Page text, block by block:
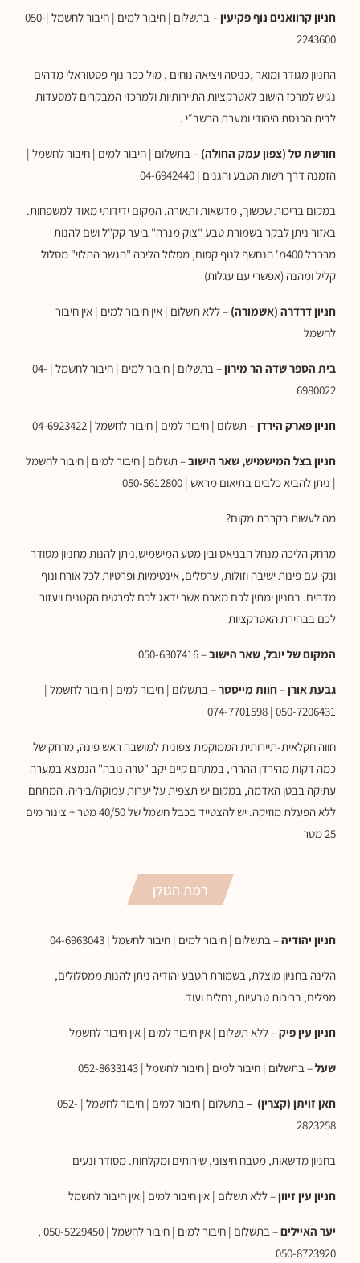
חניון קרוואנים נוף פקיעין
– בתשלום | חיבור למים | חיבור לחשמל |050-
2243600
החניון מגודר ומואר ,כניסה ויציאה נוחים , מול כפר נוף פסטוראלי מדהים
נגיש למרכז הישוב לאטרקציות התיירותיות ולמרכזי המבקרים למסעדות
לבית הכנסת היהודי ומערת הרשב״י .
חורשת טל (צפון עמק החולה) – בתשלום | חיבור למים | חיבור לחשמל |
הזמנה דרך רשות הטבע והגנים | 04-6942440
במקום בריכות שכשוך, מדשאות ותאורה. המקום ידידותי מאוד למשפחות.
באזור ניתן לבקר בשמורת טבע "צוק מנרה" ביער קק"ל ושם להנות
מרכבל 400מ' הנחשף לנוף קסום, מסלול הליכה "הגשר התלוי" מסלול
קליל ומהנה (אפשרי עם עגלות)
חניון דרדרה (אשמורה) – ללא תשלום | אין חיבור למים | אין חיבור
לחשמל
בית הספר שדה הר מירון
– בתשלום | חיבור למים | חיבור לחשמל | 04-
6980022
חניון פארק הירדן– תשלום | חיבור למים | חיבור לחשמל | 04-6923422
חניון בצל המישמיש, שאר הישוב– תשלום | חיבור למים | חיבור לחשמל
| ניתן להביא כלבים בתיאום מראש | 050-5612800
מה לעשות בקרבת מקום?
מרחק הליכה מנחל הבניאס ובין מטע המישמיש,ניתן להנות מחניון מסודר
ונקי עם פינות ישיבה וזולות, ערסלים, אינטימיות ופרטיות לכל אורח ונוף
מדהים. בחניון ימתין לכם מארח אשר ידאג לכם לפרטים הקטנים ויעזור
לכם בבחירת האטרקציות
המקום של יובל, שאר הישוב– 050-6307416
גבעת אורן – חוות מייסטר –בתשלום | חיבור למים | חיבור לחשמל |
050-7206431 | 074-7701598
חווה חקלאית-תיירותית הממוקמת צפונית למושבה ראש פינה, מרחק של
כמה דקות מהירדן ההררי, במתחם קיים יקב "טרה נובה" הנמצא במערה
עתיקה בבטן האדמה, במקום יש תצפית על יערות עמוקה/ביריה. המתחם
ללא הפעלת מוזיקה. יש להצטייד בכבל חשמל של 40/50 מטר + צינור מים
25 מטר
רמת הגולן
חניון יהודיה– בתשלום | חיבור למים | חיבור לחשמל | 04-6963043
הלינה בחניון מוצלת, בשמורת הטבע יהודיה ניתן להנות ממסלולים,
מפלים, בריכות טבעיות, נחלים ועוד
חניון עין פיק– ללא תשלום | אין חיבור למים | אין חיבור לחשמל
שעל– בתשלום | חיבור למים | חיבור לחשמל | 052-8633143
חאן זויתן (קצרין) –
בתשלום | חיבור למים | חיבור לחשמל | 052-
2823258
בחניון מדשאות, מטבח חיצוני, שירותים ומקלחות. מסודר ונעים
חניון עין זיוון– ללא תשלום | אין חיבור למים | אין חיבור לחשמל
יער האיילים
– בתשלום | חיבור למים | חיבור לחשמל | 050-5229450 ,
050-8723920